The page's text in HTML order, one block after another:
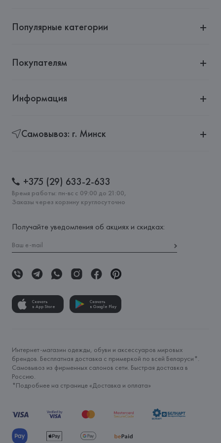
Популярные категории
Покупателям
Информация
Самовывоз: г. Минск
+375 (29) 633-2-633
Время работы: пн-вс с 09:00 до 21:00,
Заказы через корзину круглосуточно
Получайте уведомления об акциях и скидках:
Скачать
в App Store
Скачать
в Google Play
Интернет-магазин одежды, обуви и аксессуаров мировых
брендов. Бесплатная доставка с примеркой по всей Беларуси*.
Самовывоз из фирменных салонов сети. Быстрая доставка в
Россию.
*Подробнее на странице «Доставка и оплата»